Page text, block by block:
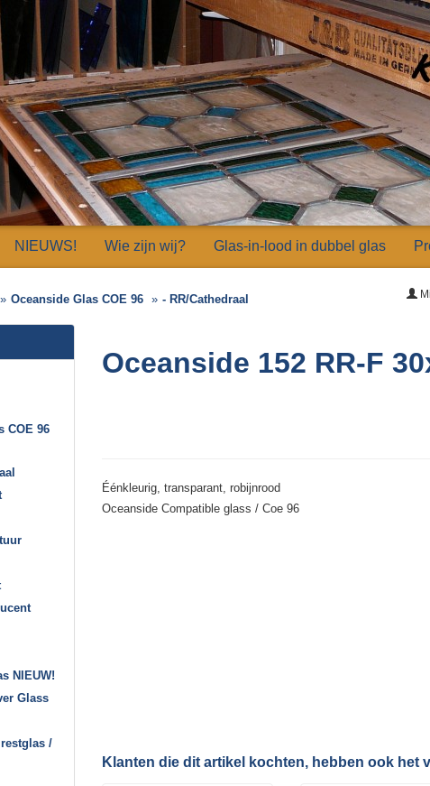
NIEUWS! Wie zijn wij? Glas-in-lood in dubbel glas
Oceanside Glas COE 96 - RR/Cathedraal
Oceanside 152 RR-F
Éénkleurig, transparant, robijnrood
Oceanside Compatible glass / Coe 96
Klanten die dit artikel kochten, hebben ook het
COE 96
NIEUW!
Glass
/